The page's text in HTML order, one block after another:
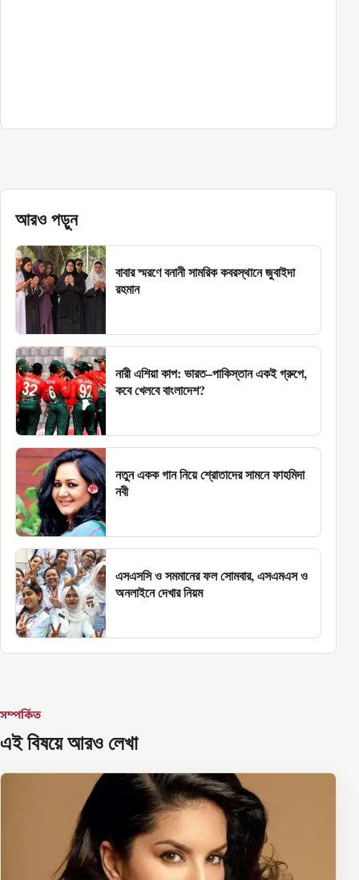
আরও পড়ুন
বাবার স্মরণে বনানী সামরিক কবরস্থানে জুবাইদা
রহমান
নারী এশিয়া কাপ: ভারত–পাকিস্তান একই গ্রুপে,
কবে খেলবে বাংলাদেশ?
নতুন একক গান নিয়ে শ্রোতাদের সামনে ফাহমিদা
নবী
এসএসসি ও সমমানের ফল সোমবার, এসএমএস ও
অনলাইনে দেখার নিয়ম
সম্পর্কিত
এই বিষয়ে আরও লেখা